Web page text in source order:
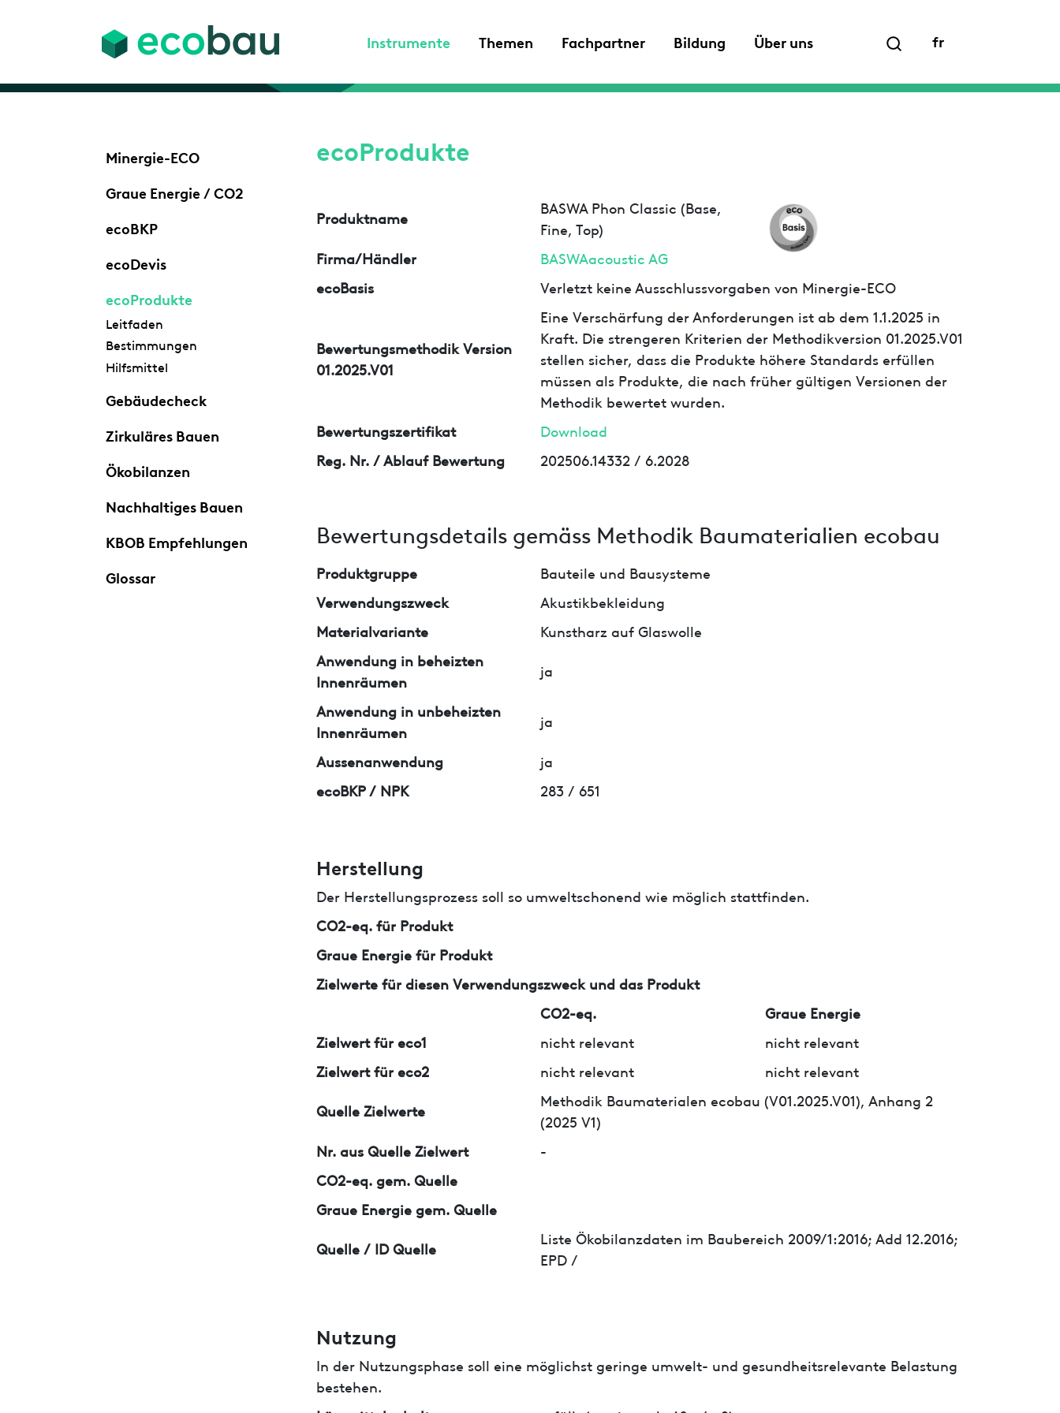
Instrumente Themen Fachpartner Bildung Über uns fr
Minergie-ECO
Graue Energie / CO2
ecoBKP
ecoDevis
ecoProdukte
Leitfaden
Bestimmungen
Hilfsmittel
Gebäudecheck
Zirkuläres Bauen
Ökobilanzen
Nachhaltiges Bauen
KBOB Empfehlungen
Glossar
ecoProdukte
Produktname
BASWA Phon Classic (Base,
Fine, Top)
Firma/Händler
BASWAacoustic AG
ecoBasis
Verletzt keine Ausschlussvorgaben von Minergie-ECO
Bewertungsmethodik Version
01.2025.V01
Eine Verschärfung der Anforderungen ist ab dem 1.1.2025 in
Kraft. Die strengeren Kriterien der Methodikversion 01.2025.V01
stellen sicher, dass die Produkte höhere Standards erfüllen
müssen als Produkte, die nach früher gültigen Versionen der
Methodik bewertet wurden.
Bewertungszertifikat
Download
Reg. Nr. / Ablauf Bewertung
202506.14332 / 6.2028
Bewertungsdetails gemäss Methodik Baumaterialien ecobau
Produktgruppe
Bauteile und Bausysteme
Verwendungszweck
Akustikbekleidung
Materialvariante
Kunstharz auf Glaswolle
Anwendung in beheizten
Innenräumen
ja
Anwendung in unbeheizten
Innenräumen
ja
Aussenanwendung
ja
ecoBKP / NPK
283 / 651
Herstellung
Der Herstellungsprozess soll so umweltschonend wie möglich stattfinden.
CO2-eq. für Produkt
Graue Energie für Produkt
Zielwerte für diesen Verwendungszweck und das Produkt
CO2-eq.
Graue Energie
Zielwert für eco1
nicht relevant
nicht relevant
Zielwert für eco2
nicht relevant nicht relevant
Quelle Zielwerte
Methodik Baumaterialen ecobau (V01.2025.V01), Anhang 2
(2025 V1)
Nr. aus Quelle Zielwert
-
CO2-eq. gem. Quelle
Graue Energie gem. Quelle
Quelle / ID Quelle
Liste Ökobilanzdaten im Baubereich 2009/1:2016; Add 12.2016;
EPD /
Nutzung
In der Nutzungsphase soll eine möglichst geringe umwelt- und gesundheitsrelevante Belastung
bestehen.